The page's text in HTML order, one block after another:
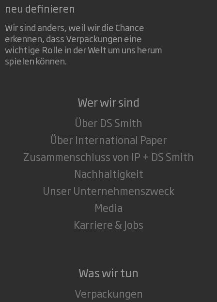
neu definieren
Wir sind anders, weil wir die Chance
erkennen, dass Verpackungen eine
wichtige Rolle in der Welt um uns herum
spielen können.
Wer wir sind
Über DS Smith
Über International Paper
Zusammenschluss von IP + DS Smith
Nachhaltigkeit
Unser Unternehmenszweck
Media
Karriere & Jobs
Was wir tun
Verpackungen